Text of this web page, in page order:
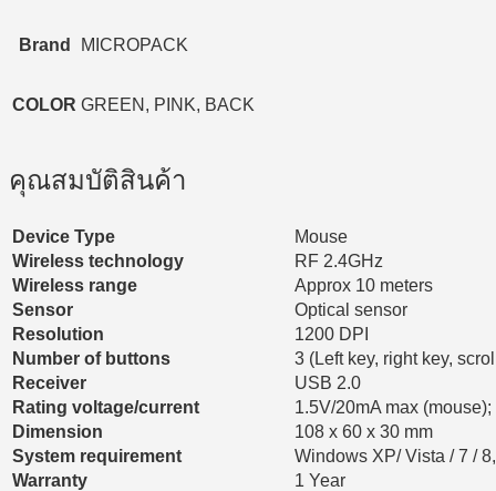
Brand MICROPACK
COLOR GREEN, PINK, BACK
คุณสมบัติสินค้า
Device Type
Mouse
Wireless technology
RF 2.4GHz
Wireless range
Approx 10 meters
Sensor
Optical sensor
Resolution
1200 DPI
Number of buttons
3 (Left key, right key,
Receiver
USB 2.0
Rating voltage/current
1.5V/20mA max
Dimension
108 x 60 x 30 mm
System requirement
Windows XP/ Vista / 7 /
Warranty
1 Year